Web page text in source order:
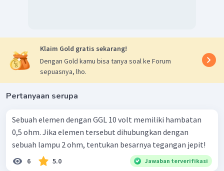
Klaim Gold gratis sekarang!
Dengan Gold kamu bisa tanya soal ke Forum
sepuasnya, lho.
Pertanyaan serupa
Sebuah elemen dengan GGL 10 volt memiliki hambatan
0,5 ohm. Jika elemen tersebut dihubungkan dengan
sebuah lampu 2 ohm, tentukan besarnya tegangan jepit!
6 5.0 Jawaban terverifikasi